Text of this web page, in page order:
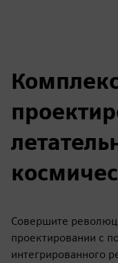
Совершите
проектировании с
интегрированного